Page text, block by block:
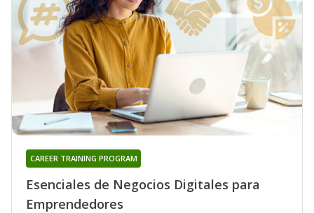
Esenciales de Negocios Digitales para
Emprendedores
CAREER TRAINING PROGRAM